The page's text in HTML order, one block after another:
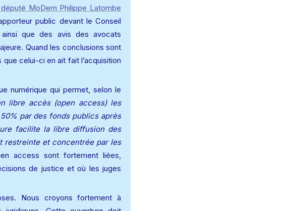
MoDem Philippe Latombe
public devant le Conseil
que des avis des avocats
Quand les conclusions sont
celui-ci en ait fait l’acquisition
numérique qui permet, selon le
libre accès (open access) les
par des fonds publics après
facilite la libre diffusion des
restreinte et concentrée par les
access sont fortement liées,
de justice et où les juges
Nous croyons fortement à